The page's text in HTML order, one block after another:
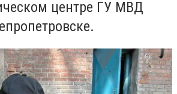
центре ГУ МВД